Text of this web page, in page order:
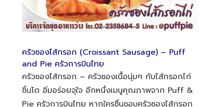
ครัวซองไส้กรอก (Croissant Sausage) – Puff
and Pie ครัวการบินไทย
ครัวซองไส้กรอก – ครัวซองเนื้อนุ่มๆ กับไส้กรอกไก่
ชิ้นโต อิ่มอร่อยจุใจ อีกหนึ่งเมนูคุณภาพจาก Puff &
Pie ครัวการบินไทย หากใครชื่นชอบครัวซองไส้กรอก